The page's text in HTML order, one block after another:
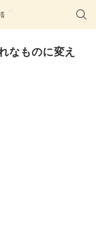
なものに変え